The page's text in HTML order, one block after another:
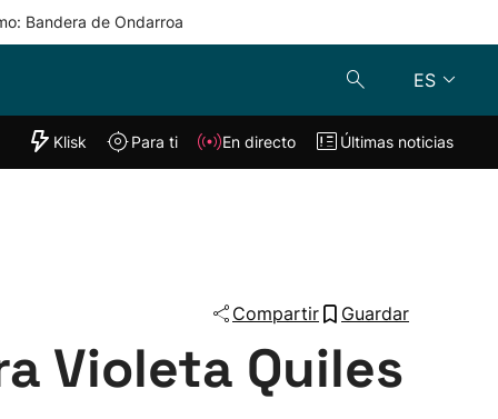
Bandera de Ondarroa
ES
"Helmuga"
Klisk En directo
Klisk Para ti En directo Últimas noticias
Compartir Guardar
Violeta Quiles